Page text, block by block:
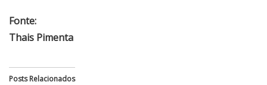
Fonte:
Thais Pimenta
Posts Relacionados